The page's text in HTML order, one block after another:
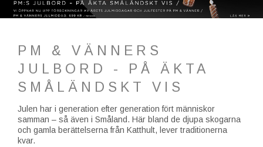
PM & VÄNNERS
JULBORD - PÅ ÄKTA
SMÅLÄNDSKT VIS
Julen har i generation efter generation fört människor
samman – så även i Småland. Här bland de djupa skogarna
och gamla berättelserna från Katthult, lever traditionerna
kvar.